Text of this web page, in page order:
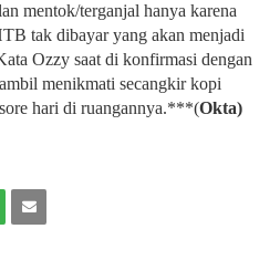
mentok/terganjal hanya karena
tak dibayar yang akan menjadi
Ozzy saat di konfirmasi dengan
menikmati secangkir kopi
hari di ruangannya.***(Okta)